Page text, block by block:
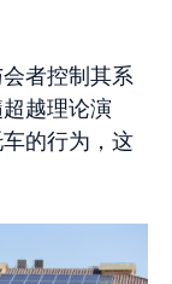
者控制其系
越理论演
的行为，这